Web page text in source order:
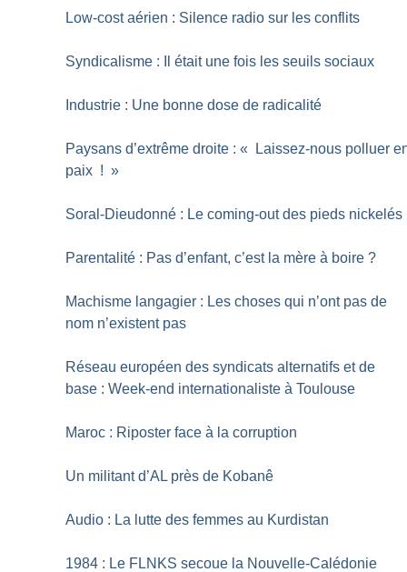
Low-cost aérien : Silence radio sur les conflits
Syndicalisme : Il était une fois les seuils sociaux
Industrie : Une bonne dose de radicalité
Paysans d’extrême droite : «
Laissez-nous polluer
paix ! »
Soral-Dieudonné : Le coming-out des pieds nickelés
Parentalité : Pas d’enfant, c’est la mère à boire ?
Machisme langagier : Les choses qui n’ont pas de
nom n’existent pas
Réseau européen des syndicats alternatifs et de
base : Week-end internationaliste à Toulouse
Maroc : Riposter face à la corruption
Un militant d’AL près de Kobanê
Audio : La lutte des femmes au Kurdistan
1984 : Le FLNKS secoue la Nouvelle-Calédonie